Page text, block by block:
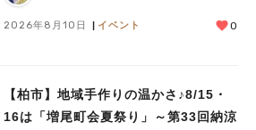
2026年8月10日 イベント 0
【柏市】地域手作りの温かさ♪8/15・
16は「増尾町会夏祭り」～第33回納涼
人気のキーワード
#カフェ #スイーツ#パン #カレー#柏駅